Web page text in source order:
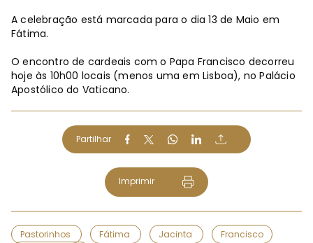
A celebração está marcada para o dia 13 de Maio em
Fátima.
O encontro de cardeais com o Papa Francisco decorreu
hoje às 10h00 locais (menos uma em Lisboa), no Palácio
Apostólico do Vaticano.
Partilhar
Imprimir
Pastorinhos Fátima Jacinta
Francisco